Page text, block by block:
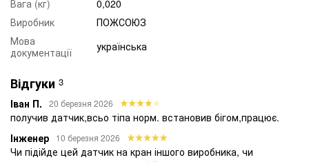
Вага (кг)
0,020
Виробник
ПОЖСОЮЗ
Мова
документації
українська
Відгуки 3
Іван П. 20 березня 2026
получив датчик,всьо тіпа норм. встановив бігом,працює.
Інженер
10 березня 2026
Чи підійде цей датчик на кран іншого виробника, чи